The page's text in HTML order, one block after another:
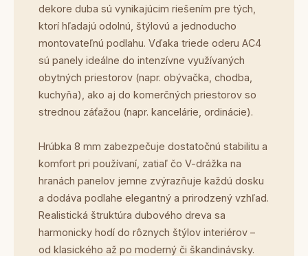
dekore duba sú vynikajúcim riešením pre tých,
ktorí hľadajú odolnú, štýlovú a jednoducho
montovateľnú podlahu. Vďaka triede oderu AC4
sú panely ideálne do intenzívne využívaných
obytných priestorov (napr. obývačka, chodba,
kuchyňa), ako aj do komerčných priestorov so
strednou záťažou (napr. kancelárie, ordinácie).
Hrúbka 8 mm zabezpečuje dostatočnú stabilitu a
komfort pri používaní, zatiaľ čo V-drážka na
hranách panelov jemne zvýrazňuje každú dosku
a dodáva podlahe elegantný a prirodzený vzhľad.
Realistická štruktúra dubového dreva sa
harmonicky hodí do rôznych štýlov interiérov –
od klasického až po moderný či škandinávsky.